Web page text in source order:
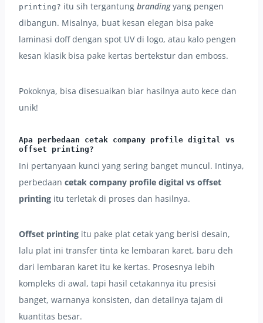
printing? itu sih tergantung brandingyang pengen
dibangun. Misalnya, buat kesan elegan bisa pake
laminasi doff dengan spot UV di logo, atau kalo pengen
kesan klasik bisa pake kertas bertekstur dan emboss.
Pokoknya, bisa disesuaikan biar hasilnya auto kece dan
unik!
Apa perbedaan cetak company profile digital vs
offset printing?
Ini pertanyaan kunci yang sering banget muncul. Intinya,
perbedaan cetak company profile digital vs offset
printing itu terletak di proses dan hasilnya.
Offset printing itu pake plat cetak yang berisi desain,
lalu plat ini transfer tinta ke lembaran karet, baru deh
dari lembaran karet itu ke kertas. Prosesnya lebih
kompleks di awal, tapi hasil cetakannya itu presisi
banget, warnanya konsisten, dan detailnya tajam di
kuantitas besar.